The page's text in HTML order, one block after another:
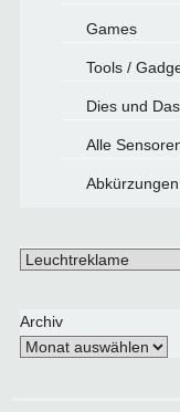
Games
Tools /
Dies und Das
Alle
Schlagwörter
Archiv